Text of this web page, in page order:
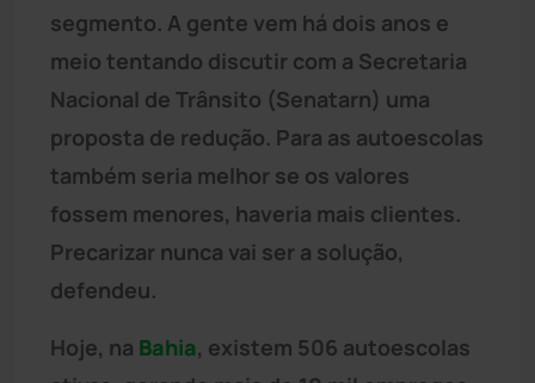
segmento. A gente vem há dois anos e
meio tentando discutir com a Secretaria
Nacional de Trânsito (Senatarn) uma
proposta de redução. Para as autoescolas
também seria melhor se os valores
fossem menores, haveria mais clientes.
Precarizar nunca vai ser a solução,
defendeu.
Hoje, na Bahia, existem 506 autoescolas